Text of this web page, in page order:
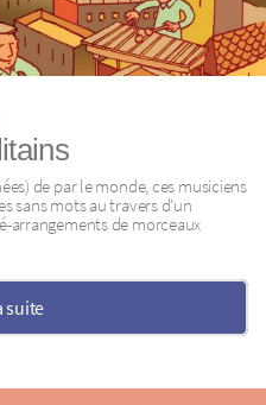
de par le monde, ces musiciens
sans mots au travers d’un
arrangements de morceaux
suite